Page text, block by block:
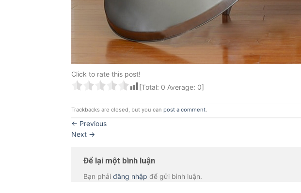
Click to rate this post!
[Total: 0 Average: 0]
Trackbacks are closed, but you can post a comment.
← Previous
Next →
Để lại một bình luận
Bạn phải đăng nhập để gửi bình luận.